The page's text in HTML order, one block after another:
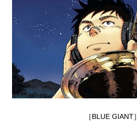
［BLUE GIANT］